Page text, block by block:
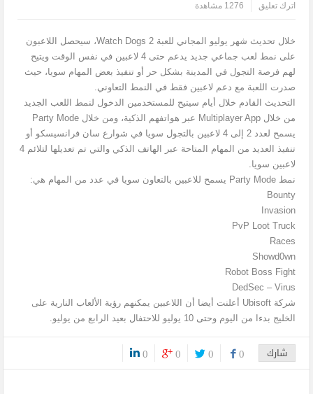
اترك تعليق
1276 مشاهدة
خلال تحديث شهر يوليو المجاني للعبة Watch Dogs 2، سيحصل اللاعبون
على نمط لعب جماعي جديد يدعم حتى 4 لاعبين في نفس الوقت ويتيح
لهم فرصة التجول في المدينة بشكل حر أو تنفيذ بعض المهام سويا، حيث
صدرت اللعبة مع دعم لاعبين فقط في النمط التعاوني.
التحديث القادم خلال أيام سيتيح للمستخدمين الدخول لنمط اللعب الجديد
من خلال Multiplayer App عبر هواتفهم الذكية، ومن خلال Party Mode
يسمح لعدد 2 إلى 4 لاعبين بالتجول سويا في شوارع سان فرانسيسكو أو
تنفيذ العديد من المهام المتاحة عبر الهاتف الذكي والتي تم تعديلها لتلائم 4
لاعبين سويا.
نمط Party Mode يسمح للاعبين بالتعاون سويا في عدد من المهام هي:
Bounty
Invasion
PvP Loot Truck
Races
Showd0wn
Robot Boss Fight
DedSec – Virus
شركة Ubisoft أعلنت أيضا أن اللاعبين يمكنهم رؤية الألعاب النارية على
الخليج بدءا من اليوم وحتى 10 يوليو للاحتفال بعيد الرابع من يوليو.
شارك 0
0
0
0